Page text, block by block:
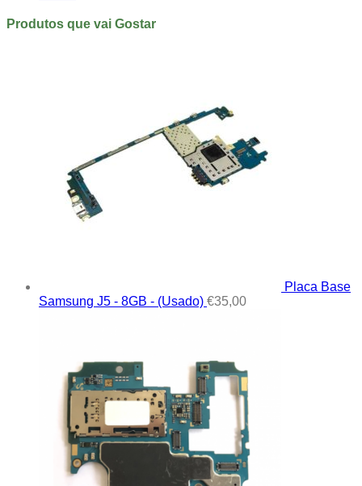
Produtos que vai Gostar
Placa Base
Samsung J5 - 8GB - (Usado) €35,00